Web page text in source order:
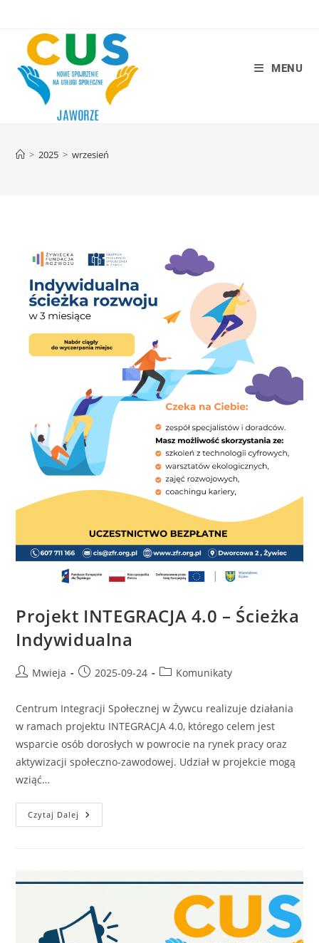
MENU
> 2025 > wrzesień
Projekt INTEGRACJA 4.0 – Ścieżka
Indywidualna
Mwieja 2025-09-24 Komunikaty
Centrum Integracji Społecznej w Żywcu realizuje działania
w ramach projektu INTEGRACJA 4.0, którego celem jest
wsparcie osób dorosłych w powrocie na rynek pracy oraz
aktywizacji społeczno-zawodowej. Udział w projekcie mogą
wziąć…
Czytaj Dalej